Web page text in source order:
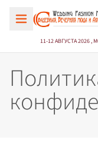
11-12 АВГУСТА 2026 ,